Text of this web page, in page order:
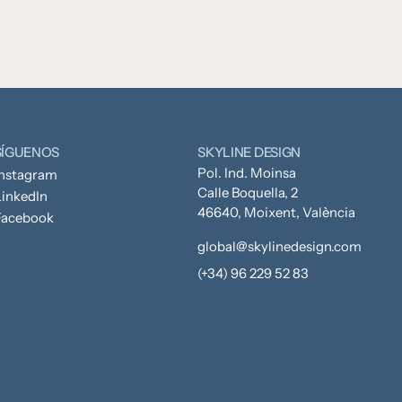
SKYLINE DESIGN
Pol. Ind. Moinsa
Calle Boquella, 2
46640, Moixent, València
global@skylinedesign.com
(+34) 96 229 52 83